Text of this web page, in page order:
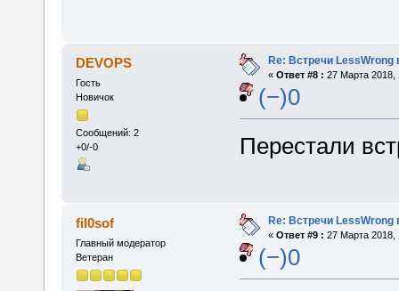
DEVOPS
Гость
Новичок
Сообщений: 2
+0/-0
Re: Встречи LessWrong
« Ответ #8 : 27 Марта 2018,
(−)0
Перестали
fil0sof
Главный модератор
Ветеран
Re: Встречи LessWrong
« Ответ #9 : 27 Марта 2018,
(−)0